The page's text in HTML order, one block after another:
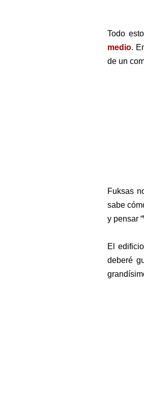
Todo
medio.
de un
Fuksas
sabe
y pensar
El
deberé